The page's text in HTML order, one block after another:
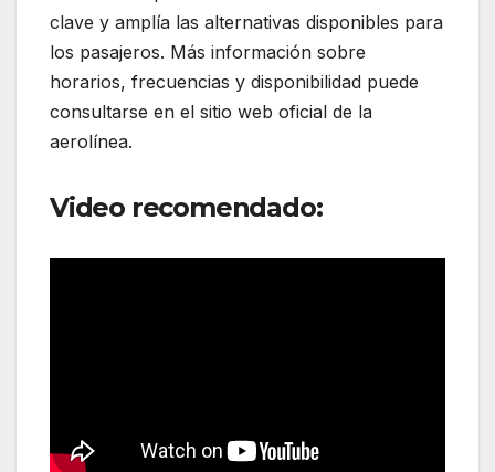
clave y amplía las alternativas disponibles para
los pasajeros. Más información sobre
horarios, frecuencias y disponibilidad puede
consultarse en el sitio web oficial de la
aerolínea.
Video recomendado: